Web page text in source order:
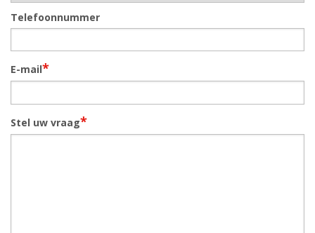
Telefoonnummer
E-mail*
Stel uw vraag*